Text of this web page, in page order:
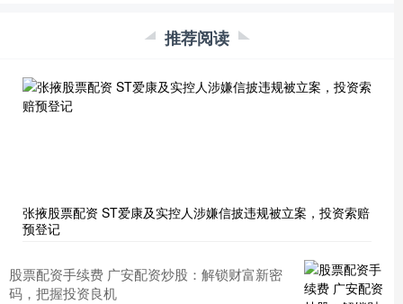
推荐阅读
张掖股票配资 ST爱康及实控人涉嫌信披违规被立案，投资索赔
预登记
股票配资手续费 广安配资炒股：解锁财富新密
码，把握投资良机